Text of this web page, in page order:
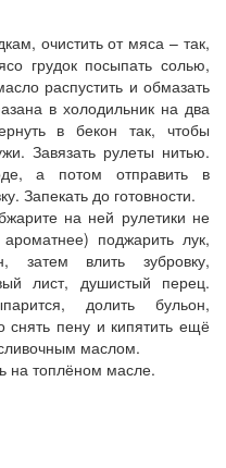
очистить от мяса – так,
грудок посыпать солью,
распустить и обмазать
в холодильник на два
в бекон так, чтобы
Завязать рулеты нитью.
а потом отправить в
Запекать до готовности.
на ней рулетики не
поджарить лук,
затем влить зубровку,
лист, душистый перец.
долить бульон,
снять пену и кипятить ещё
маслом.
на топлёном масле.